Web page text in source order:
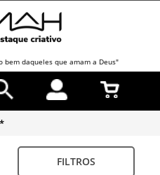
bem daqueles que amam a Deus"
FILTROS